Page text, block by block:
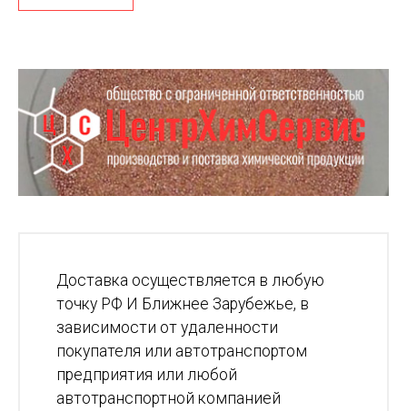
Доставка осуществляется в любую
точку РФ И Ближнее Зарубежье, в
зависимости от удаленности
покупателя или автотранспортом
предприятия или любой
автотранспортной компанией